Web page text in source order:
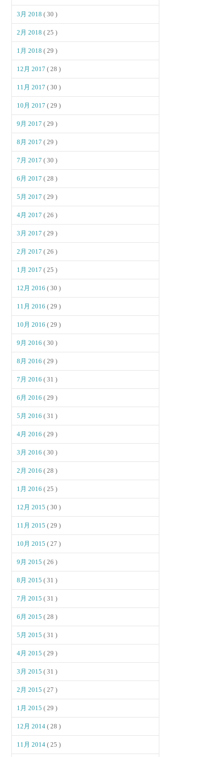
3月 2018( 30 )
2月 2018( 25 )
1月 2018( 29 )
12月 2017( 28 )
11月 2017( 30 )
10月 2017( 29 )
9月 2017( 29 )
8月 2017( 29 )
7月 2017( 30 )
6月 2017( 28 )
5月 2017( 29 )
4月 2017( 26 )
3月 2017( 29 )
2月 2017( 26 )
1月 2017( 25 )
12月 2016( 30 )
11月 2016( 29 )
10月 2016( 29 )
9月 2016( 30 )
8月 2016( 29 )
7月 2016( 31 )
6月 2016( 29 )
5月 2016( 31 )
4月 2016( 29 )
3月 2016( 30 )
2月 2016( 28 )
1月 2016( 25 )
12月 2015( 30 )
11月 2015( 29 )
10月 2015( 27 )
9月 2015( 26 )
8月 2015( 31 )
7月 2015( 31 )
6月 2015( 28 )
5月 2015( 31 )
4月 2015( 29 )
3月 2015( 31 )
2月 2015( 27 )
1月 2015( 29 )
12月 2014( 28 )
11月 2014( 25 )